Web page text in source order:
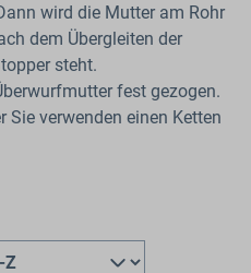
wird die Mutter am Rohr
dem Übergleiten der
steht.
fest gezogen.
Sie verwenden einen Ketten